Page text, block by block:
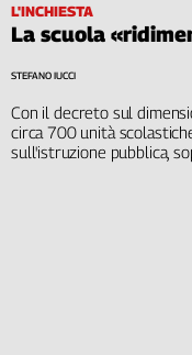
L'INCHIESTA
La scuola
Con il decreto sul
circa 700 unità
sull'istruzione pubblica,
STEFANO IUCCI